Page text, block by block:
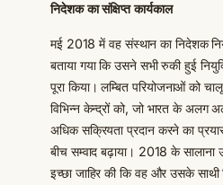
निदेशक का संक्षिप्त कार्यकाल
मई 2018 में वह संस्थान का निदेशक
बताया गया कि उसने सभी रुकी हुई
पूरा किया। लम्बित परियोजनाओं को
विभिन्न केन्द्रों को, जो भारत के अलग
अधिक सक्रियता प्रदान करने का
बीच सम्वाद बढ़ाया। 2018 के
इच्छा जाहिर की कि वह और उसके साथी